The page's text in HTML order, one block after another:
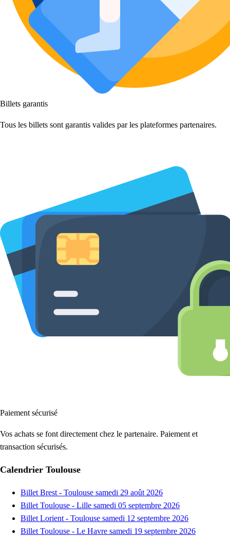
Billets garantis
Tous les billets sont garantis valides par les plateformes partenaires.
Paiement sécurisé
Vos achats se font directement chez le partenaire. Paiement et
transaction sécurisés.
Calendrier Toulouse
Billet Brest - Toulouse samedi 29 août 2026
Billet Toulouse - Lille samedi 05 septembre 2026
Billet Lorient - Toulouse samedi 12 septembre 2026
Billet Toulouse - Le Havre samedi 19 septembre 2026